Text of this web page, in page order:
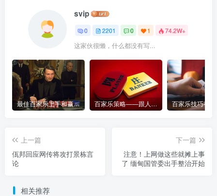
svip
0 2201 0 1 74.2W+
这家伙很懒，什么都没有写...
最佳百家乐上手和赢钱指南 – 终极版 百家乐策略——跟人胜过跟路
上一篇
佤邦回应网传将攻打景栋言
论
下一篇
注意！上网做这些就摊上事
了 缅甸国管委出手整治开始
相关推荐